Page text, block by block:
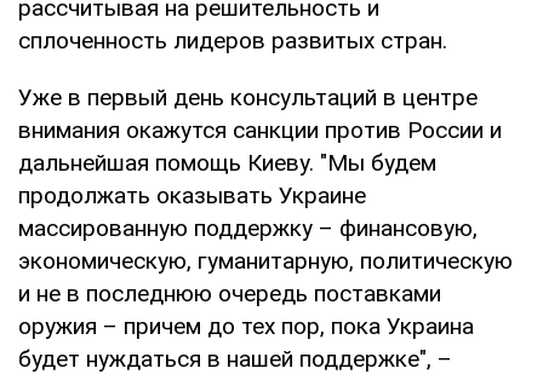
рассчитывая на решительность и
сплоченность лидеров развитых стран.
Уже в первый день консультаций в центре
внимания окажутся санкции против России и
дальнейшая помощь Киеву. "Мы будем
продолжать оказывать Украине
массированную поддержку – финансовую,
экономическую, гуманитарную, политическую
и не в последнюю очередь поставками
оружия – причем до тех пор, пока Украина
будет нуждаться в нашей поддержке", –